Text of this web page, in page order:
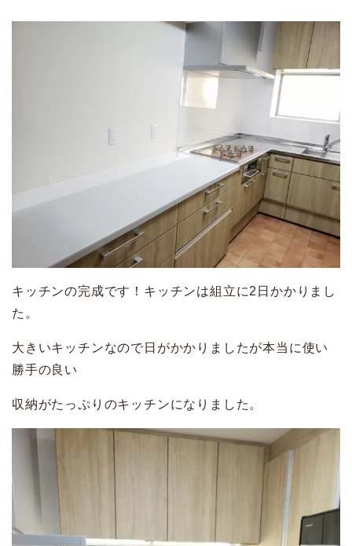
キッチンの完成です！キッチンは組立に2日かかりまし
た。
大きいキッチンなので日がかかりましたが本当に使い
勝手の良い
収納がたっぷりのキッチンになりました。